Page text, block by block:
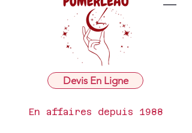
Devis En Ligne
En affaires depuis 1988